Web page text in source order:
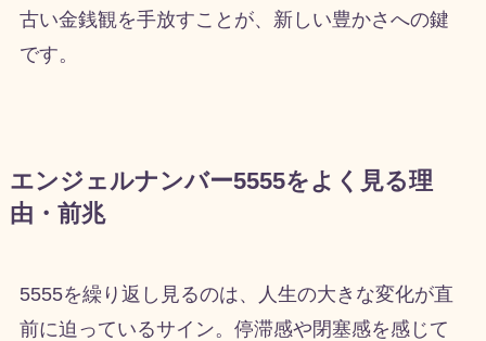
古い金銭観を手放すことが、新しい豊かさへの鍵
です。
エンジェルナンバー5555をよく見る理
由・前兆
5555を繰り返し見るのは、人生の大きな変化が直
前に迫っているサイン。停滞感や閉塞感を感じて